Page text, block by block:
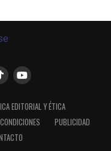
EDITORIAL Y ÉTICA
PUBLICIDAD